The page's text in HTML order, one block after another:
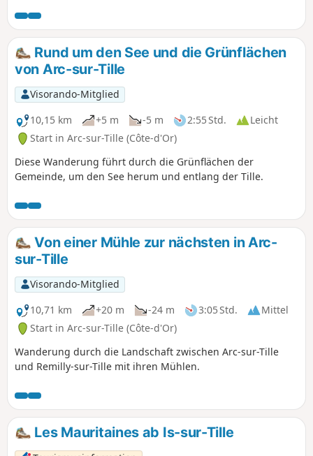
Tille und die Teiche von Remilly-sur-Tille zu entdecken.
Wussten Sie, dass der Glockenturm der Kirche von Arc-sur-
Tille sein Flachdach dem Telegrafen von Chape (1841)
verdankt?
Rund um den See und die Grünflächen
von Arc-sur-Tille
Visorando-Mitglied
10,15 km
+5 m -5 m 2:55 Std.
Leicht
Start in Arc-sur-Tille (Côte-d'Or)
Diese Wanderung führt durch die Grünflächen der
Gemeinde, um den See herum und entlang der Tille.
Von einer Mühle zur nächsten in Arc-
sur-Tille
Visorando-Mitglied
10,71 km
+20 m -24 m 3:05 Std.
Mittel
Start in Arc-sur-Tille (Côte-d'Or)
Wanderung durch die Landschaft zwischen Arc-sur-Tille
und Remilly-sur-Tille mit ihren Mühlen.
Les Mauritaines ab Is-sur-Tille